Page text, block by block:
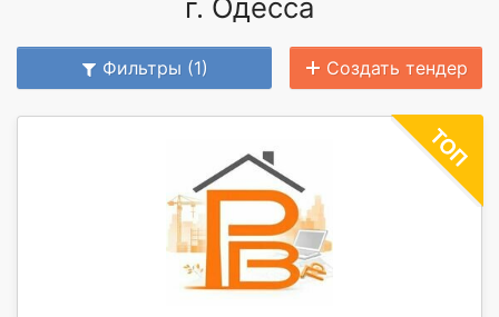
г. Одесса
Фильтры (1) Создать тендер